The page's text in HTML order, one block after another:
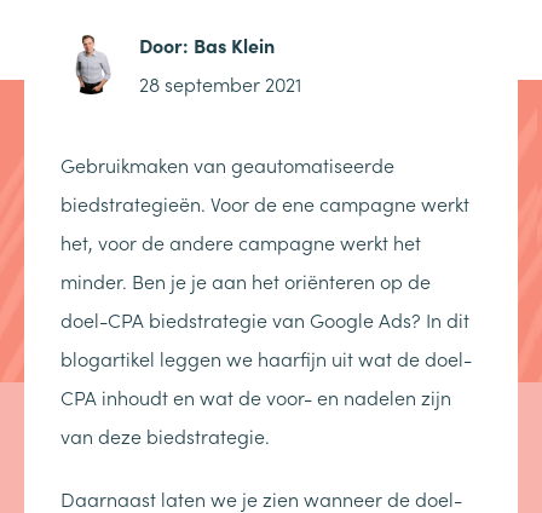
Door: Bas Klein
28 september 2021
Gebruikmaken van geautomatiseerde
biedstrategieën. Voor de ene campagne werkt
het, voor de andere campagne werkt het
minder. Ben je je aan het oriënteren op de
doel-CPA biedstrategie van Google Ads? In dit
blogartikel leggen we haarfijn uit wat de doel-
CPA inhoudt en wat de voor- en nadelen zijn
van deze biedstrategie.
Daarnaast laten we je zien wanneer de doel-